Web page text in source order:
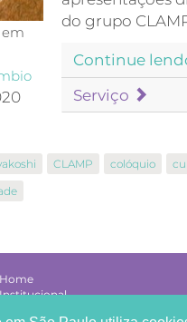
do grupo
Continue
Serviço
CLAMP colóquio
Home
Institucional